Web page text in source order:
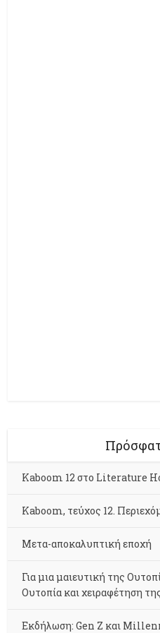
Kaboom 12 στο Literature
Kaboom, τεύχος 12.
Μετα-αποκαλυπτική εποχή
Για μια μαιευτική της
Ουτοπία και χειραφέτηση
Εκδήλωση: Gen Z και